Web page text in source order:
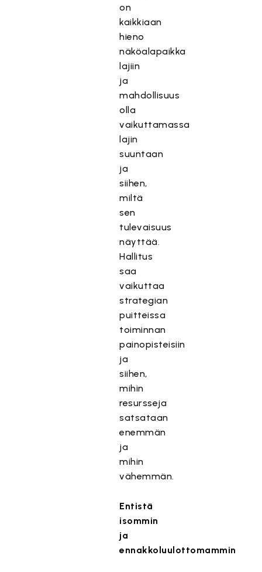
on
kaikkiaan
hieno
näköalapaikka
lajiin
ja
mahdollisuus
olla
vaikuttamassa
lajin
suuntaan
ja
siihen,
miltä
sen
tulevaisuus
näyttää.
Hallitus
saa
vaikuttaa
strategian
puitteissa
toiminnan
painopisteisiin
ja
siihen,
mihin
resursseja
satsataan
enemmän
ja
mihin
vähemmän.
Entistä
isommin
ja
ennakkoluulottomammin